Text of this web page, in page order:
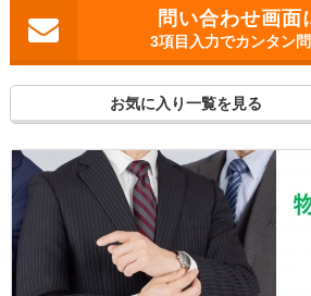
3項目入力でカンタン
お気に入り一覧を見る